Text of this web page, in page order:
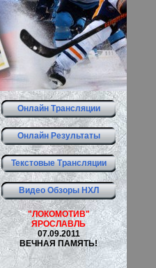
Онлайн Трансляции
Онлайн Результаты
Текстовые Трансляции
Видео Обзоры НХЛ
"ЛОКОМОТИВ"
ЯРОСЛАВЛЬ
07.09.2011
ВЕЧНАЯ ПАМЯТЬ!